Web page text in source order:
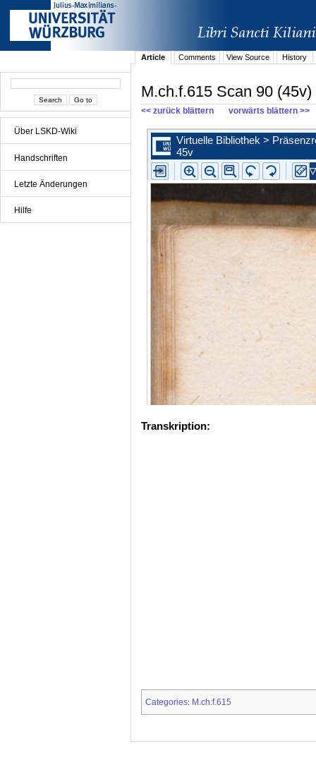
Über LSKD-Wiki
Handschriften
Letzte Änderungen
Hilfe
Article Comments View Source History
M.ch.f.615 Scan 90 (45v)
<< zurück blättern vorwärts blättern >>
Transkription:
Categories: M.ch.f.615